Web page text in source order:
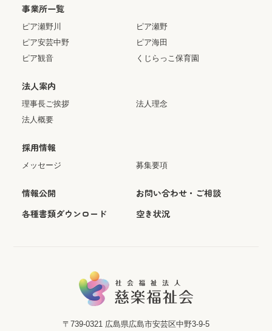
〒739-0321 広島県広島市安芸区中野3-9-5
事業所一覧
ピア瀬野川
ピア安芸中野
ピア観音
ピア瀬野
ピア海田
くじらっこ保育園
法人案内
理事長ご挨拶
法人理念
法人概要
採用情報
メッセージ 募集要項
情報公開
お問い合わせ・ご相談
各種書類ダウンロード
空き状況